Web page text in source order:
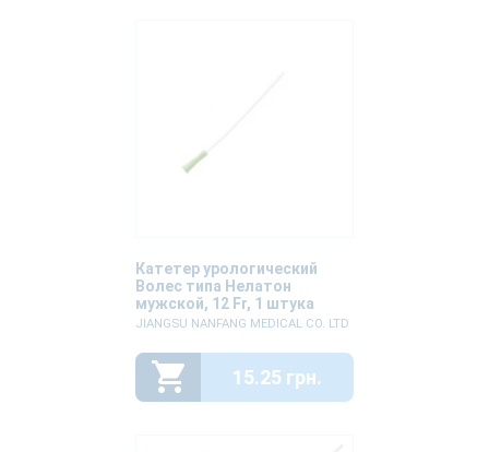
Катетер урологический
Волес типа Нелатон
мужской, 12 Fr, 1 штука
JIANGSU NANFANG MEDICAL CO. LTD
15.25 грн.